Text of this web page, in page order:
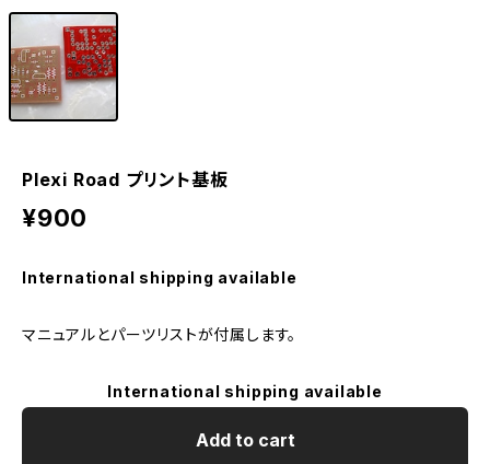
Plexi Road プリント基板
¥900
International shipping available
マニュアルとパーツリストが付属します。
International shipping available
Add to cart